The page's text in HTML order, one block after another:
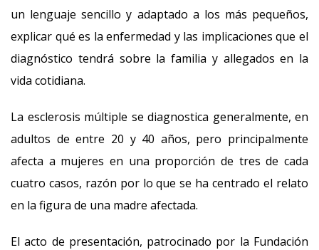
un lenguaje sencillo y adaptado a los más pequeños,
explicar qué es la enfermedad y las implicaciones que el
diagnóstico tendrá sobre la familia y allegados en la
vida cotidiana.
La esclerosis múltiple se diagnostica generalmente, en
adultos de entre 20 y 40 años, pero principalmente
afecta a mujeres en una proporción de tres de cada
cuatro casos, razón por lo que se ha centrado el relato
en la figura de una madre afectada.
El acto de presentación, patrocinado por la Fundación